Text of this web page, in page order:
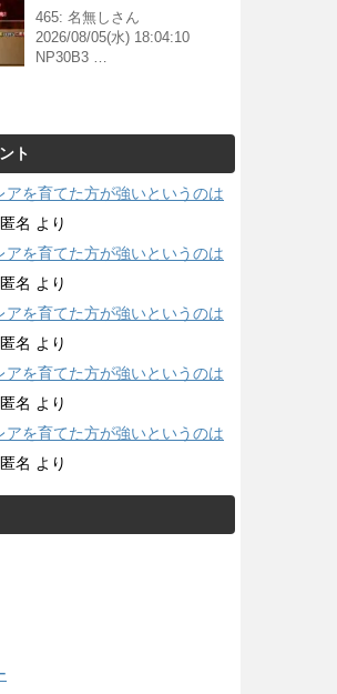
465: 名無しさん
2026/08/05(水) 18:04:10
NP30B3 …
ト
アを育てた方が強いというのは
匿名 より
アを育てた方が強いというのは
匿名 より
アを育てた方が強いというのは
匿名 より
アを育てた方が強いというのは
匿名 より
アを育てた方が強いというのは
匿名 より